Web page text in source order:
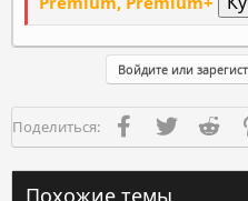
Войдите или
Поделиться: FacebookTwitter
Похожие темы